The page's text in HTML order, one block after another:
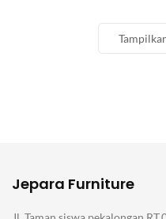
Jepara Furniture